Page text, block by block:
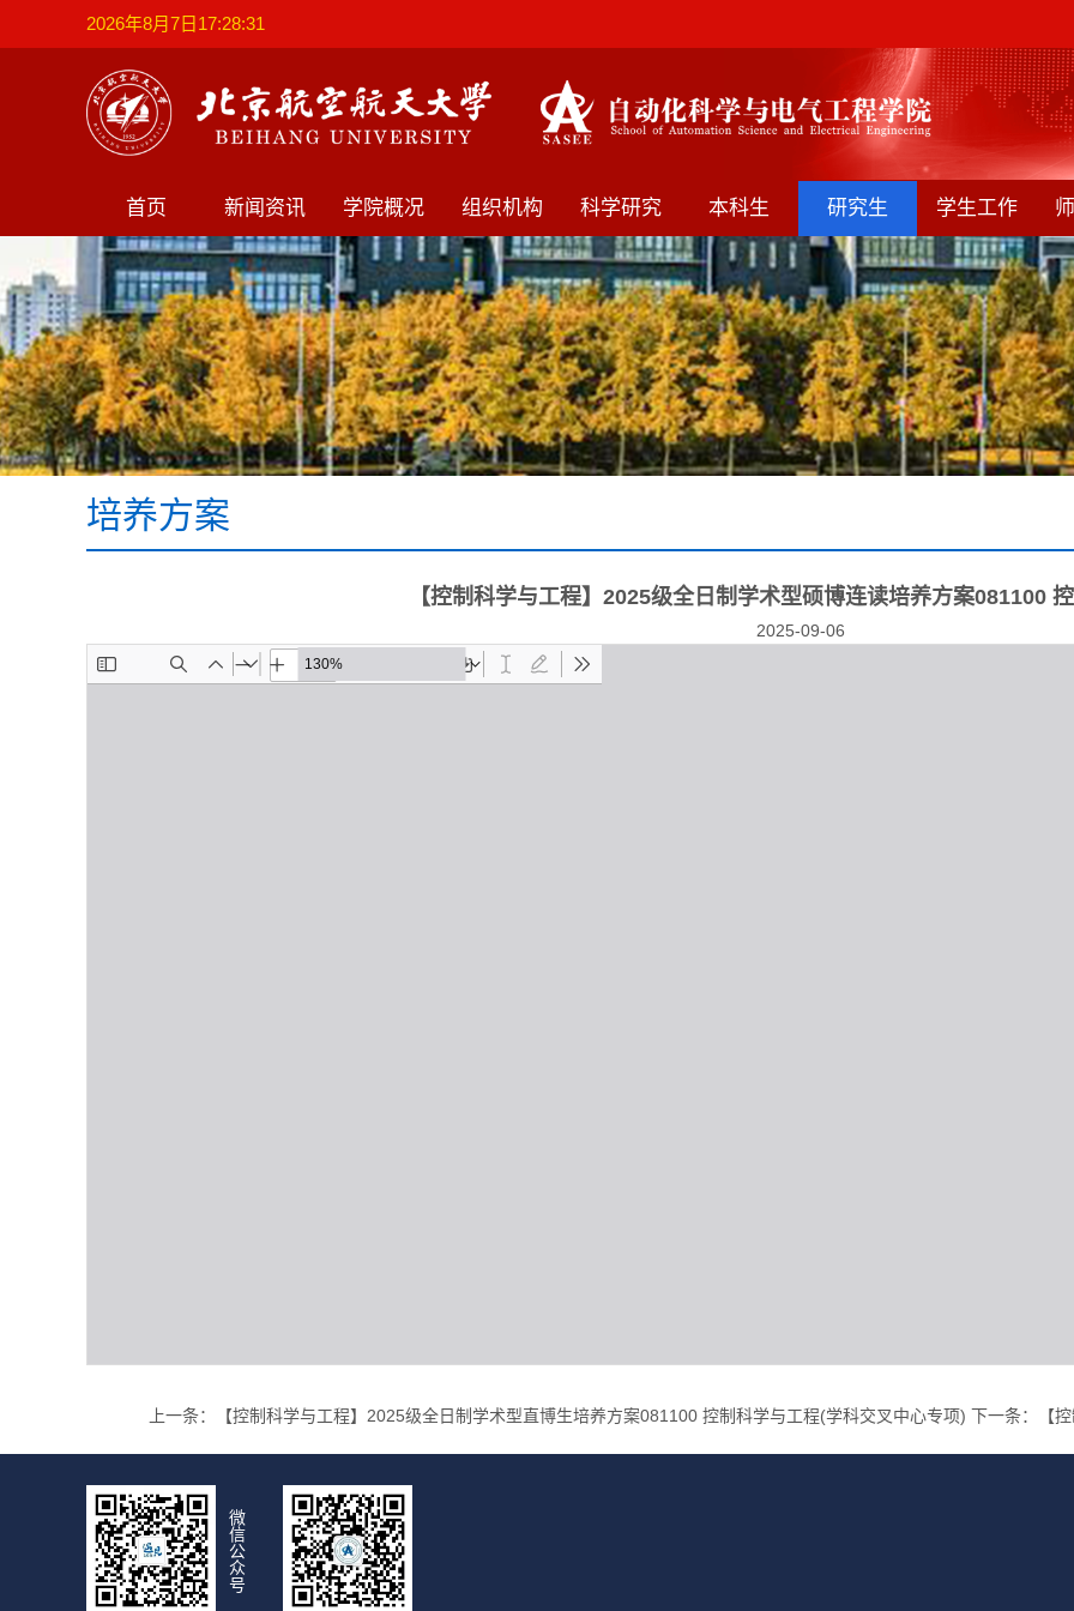
2026年8月7日17:28:31
首页 新闻资讯 学院概况 组织机构 科学研究 本科生 研究生 学生工作
培养方案
【控制科学与工程】2025级全日制学术型硕博连读培养方案081100
2025-09-06
上一条： 【控制科学与工程】2025级全日制学术型直博生培养方案081100 控制科学与工程(学科交叉中心专项) 下一条：
【
微
信
公
众
号